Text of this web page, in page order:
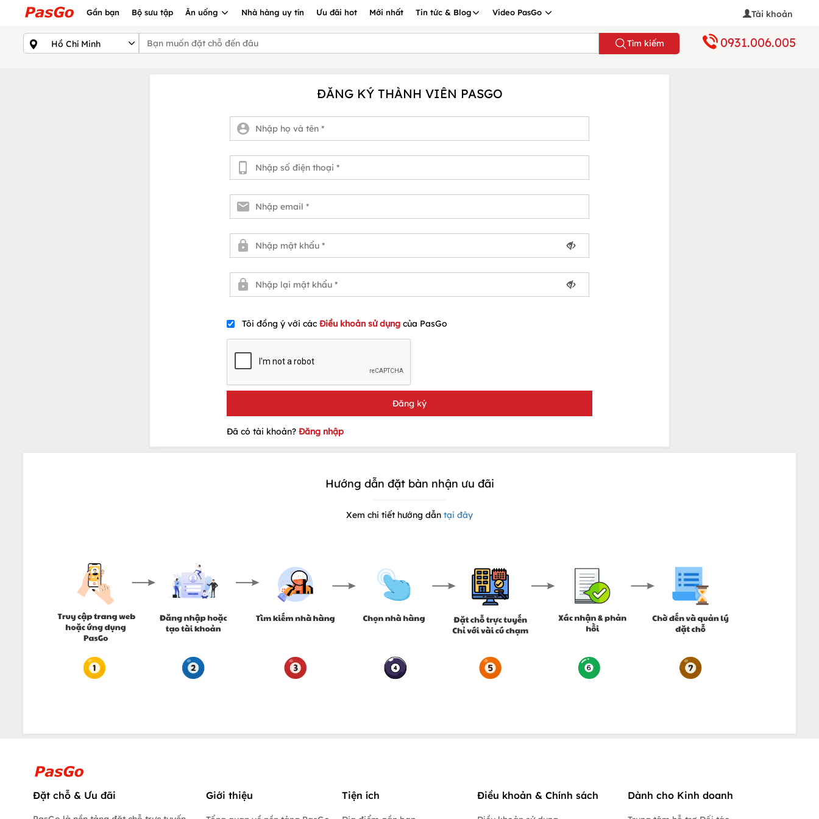
Gần bạn Bộ sưu tập Ăn uống Nhà hàng uy tín Ưu đãi hot Mới nhất Tin tức & Blog Video PasGo Tài khoản
Tìm kiếm 0931.006.005
ĐĂNG KÝ THÀNH VIÊN PASGO
Tôi đồng ý với các Điều khoản sử dụng của PasGo
Đã có tài khoản? Đăng nhập
Hướng dẫn đặt bàn nhận ưu đãi
Xem chi tiết hướng dẫn tại đây
Đặt chỗ & Ưu đãi Giới thiệu Tiện ích Điều khoản & Chính sách Dành cho Kinh doanh